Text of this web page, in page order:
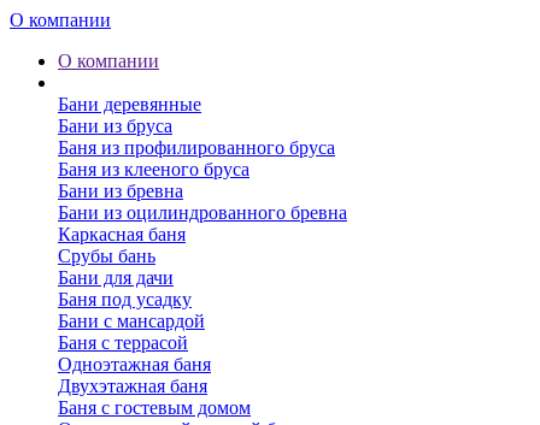
О компании
О компании
Бани деревянные
Бани из бруса
Баня из профилированного бруса
Баня из клееного бруса
Бани из бревна
Бани из оцилиндрованного бревна
Каркасная баня
Срубы бань
Бани для дачи
Баня под усадку
Бани с мансардой
Баня с террасой
Одноэтажная баня
Двухэтажная баня
Баня с гостевым домом